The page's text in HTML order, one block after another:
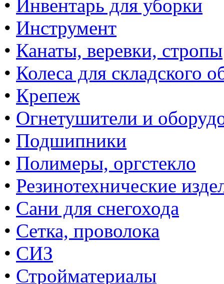
• Инвентарь для уборки
• Инструмент
• Канаты, веревки, стропы
• Колеса для складского
• Крепеж
• Огнетушители и
• Подшипники
• Полимеры, оргстекло
• Резинотехнические
• Сани для снегохода
• Сетка, проволока
• СИЗ
• Стройматериалы